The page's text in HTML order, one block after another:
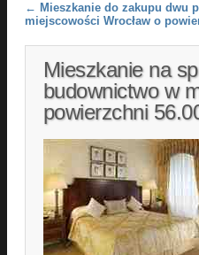
Post navigation
← Mieszkanie do zakupu dwu
miejscowości Wrocław o
Mieszkanie na
budownictwo w
powierzchni